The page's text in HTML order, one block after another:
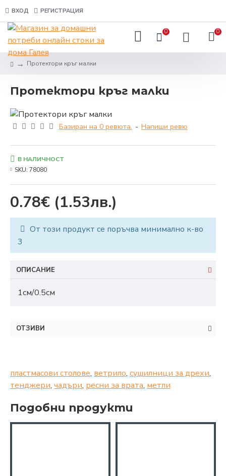
ВХОД РЕГИСТРАЦИЯ
0 0
Протектори кръг малки
Протектори кръг малки
Базиран на 0 ревюта. - Напиши ревю
0.78€ (1.53лв.)
В НАЛИЧНОСТ
SKU: 78080
От този продукт се поръчва минимално к-во
3
ОПИСАНИЕ
1см/0.5см
ОТЗИВИ
пластмасови столове, ветрило, сушилници за дрехи,
тенджери, чадъри, ресни за врата, метли
Подобни продукти